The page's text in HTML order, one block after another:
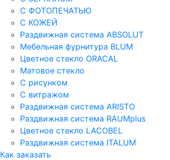
С ФОТОПЕЧАТЬЮ
С КОЖЕЙ
Раздвижная система ABSOLUT
Мебельная фурнитура BLUM
Цветное стекло ORACAL
Матовое стекло
C рисунком
C витражом
Раздвижная система ARISTO
Раздвижная система RAUMplus
Цветное стекло LACOBEL
Раздвижная система ITALUM
Как заказать